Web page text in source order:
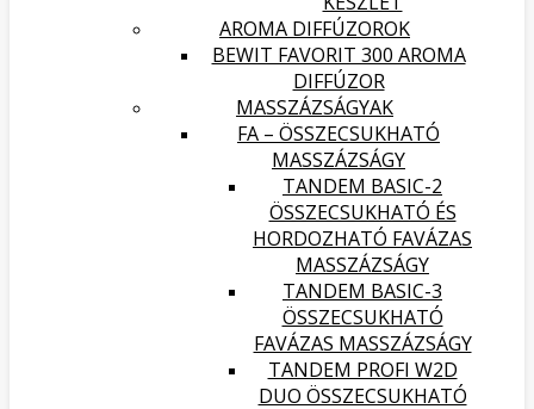
AROMA DIFFÚZOROK
BEWIT FAVORIT 300 AROMA
DIFFÚZOR
MASSZÁZSÁGYAK
FA – ÖSSZECSUKHATÓ
MASSZÁZSÁGY
TANDEM BASIC-2
ÖSSZECSUKHATÓ ÉS
HORDOZHATÓ FAVÁZAS
MASSZÁZSÁGY
TANDEM BASIC-3
ÖSSZECSUKHATÓ
FAVÁZAS MASSZÁZSÁGY
TANDEM PROFI W2D
DUO ÖSSZECSUKHATÓ